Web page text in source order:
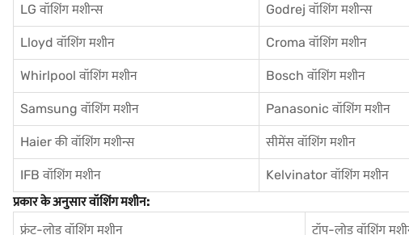
LG वॉशिंग मशीन्स
Godrej वॉशिंग मशीन्स
Lloyd वॉशिंग मशीन Croma वॉशिंग मशीन
Whirlpool वॉशिंग मशीन Bosch वॉशिंग मशीन
Samsung वॉशिंग मशीन Panasonic वॉशिंग मशीन
Haier की वॉशिंग मशीन्स सीमेंस वॉशिंग मशीन
IFB वॉशिंग मशीन Kelvinator वॉशिंग मशीन
प्रकार के अनुसार वॉशिंग मशीन:
फ्रंट-लोड वॉशिंग मशीन
टॉप-लोड वॉशिंग